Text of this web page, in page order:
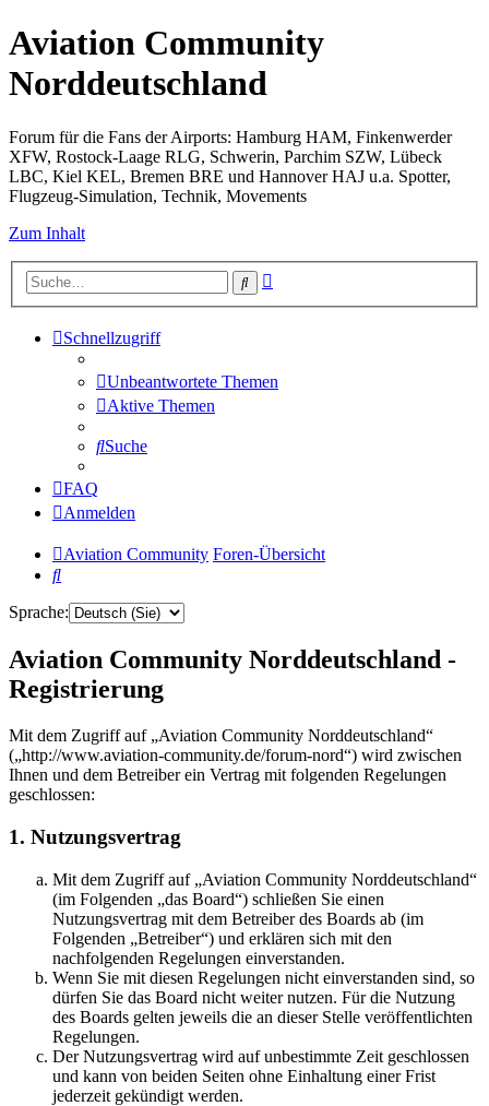
Aviation Community
Norddeutschland
Forum für die Fans der Airports: Hamburg HAM, Finkenwerder
XFW, Rostock-Laage RLG, Schwerin, Parchim SZW, Lübeck
LBC, Kiel KEL, Bremen BRE und Hannover HAJ u.a. Spotter,
Flugzeug-Simulation, Technik, Movements
Zum Inhalt
Suche
Schnellzugriff
Unbeantwortete Themen
Aktive Themen
Suche
FAQ
Anmelden
Aviation Community Foren-Übersicht
Suche
Sprache:
Aviation Community Norddeutschland -
Registrierung
Mit dem Zugriff auf „Aviation Community Norddeutschland“
(„http://www.aviation-community.de/forum-nord“) wird zwischen
Ihnen und dem Betreiber ein Vertrag mit folgenden Regelungen
geschlossen:
1. Nutzungsvertrag
Mit dem Zugriff auf „Aviation Community Norddeutschland“
(im Folgenden „das Board“) schließen Sie einen
Nutzungsvertrag mit dem Betreiber des Boards ab (im
Folgenden „Betreiber“) und erklären sich mit den
nachfolgenden Regelungen einverstanden.
Wenn Sie mit diesen Regelungen nicht einverstanden sind, so
dürfen Sie das Board nicht weiter nutzen. Für die Nutzung
des Boards gelten jeweils die an dieser Stelle veröffentlichten
Regelungen.
Der Nutzungsvertrag wird auf unbestimmte Zeit geschlossen
und kann von beiden Seiten ohne Einhaltung einer Frist
jederzeit gekündigt werden.